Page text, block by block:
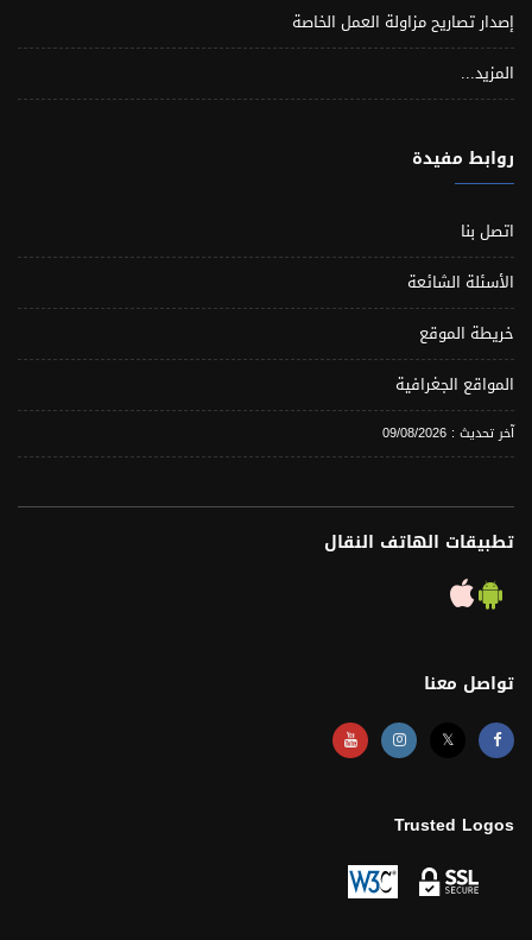
إصدار تصاريح مزاولة العمل الخاصة
المزيد...
روابط مفيدة
اتصل بنا
الأسئلة الشائعة
خريطة الموقع
المواقع الجغرافية
آخر تحديث : 09/08/2026
تطبيقات الهاتف النقال
تواصل معنا
𝕏
Trusted Logos